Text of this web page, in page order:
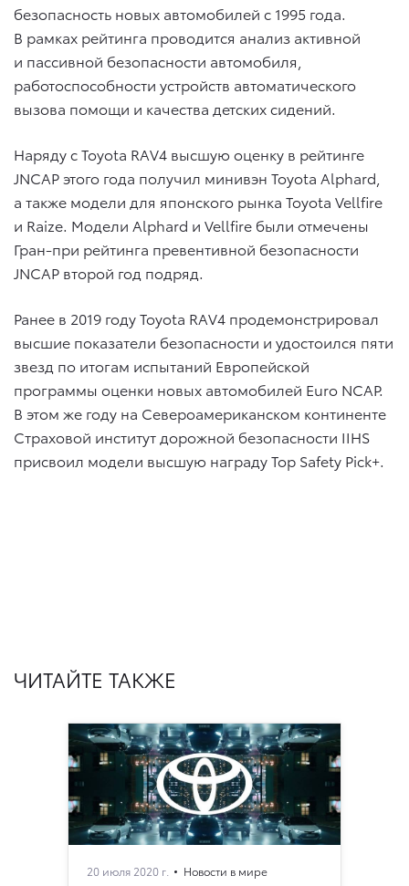
безопасность новых автомобилей с 1995 года.
В рамках рейтинга проводится анализ активной
и пассивной безопасности автомобиля,
работоспособности устройств автоматического
вызова помощи и качества детских сидений.
Наряду с Toyota RAV4 высшую оценку в рейтинге
JNCAP этого года получил минивэн Toyota Alphard,
а также модели для японского рынка Toyota Vellfire
и Raize. Модели Alphard и Vellfire были отмечены
Гран-при рейтинга превентивной безопасности
JNCAP второй год подряд.
Ранее в 2019 году Toyota RAV4 продемонстрировал
высшие показатели безопасности и удостоился пяти
звезд по итогам испытаний Европейской
программы оценки новых автомобилей Euro NCAP.
В этом же году на Североамериканском континенте
Страховой институт дорожной безопасности IIHS
присвоил модели высшую награду Top Safety Pick+.
ЧИТАЙТЕ ТАКЖЕ
20 июля 2020 г. Новости в мире